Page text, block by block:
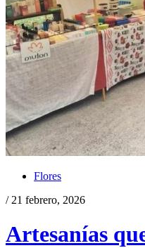
Flores
/ 21 febrero, 2026
Artesanías